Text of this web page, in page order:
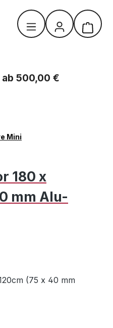
500,00 €
Mini
180 x
mm Alu-